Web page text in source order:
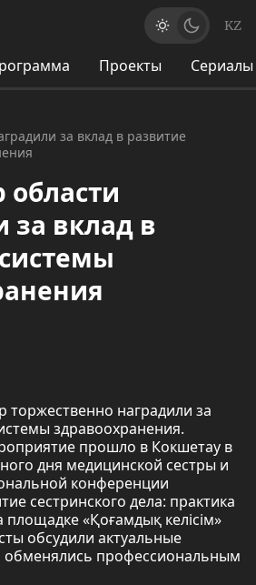
KZ
Проекты Сериалы
за вклад в развитие
области
за вклад в
наградили за
здравоохранения.
прошло в Кокшетау в
дня медицинской сестры и
конференции
сестринского дела: практика
«Қоғамдық келісім»
обсудили актуальные
обменялись профессиональным